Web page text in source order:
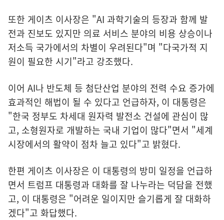
또한 게이츠 이사장은 "AI 과학기술의 등장과 함께 발
전과 진보도 있지만 의료 서비스 분야의 비용 상승이나
저소득 국가에서의 차별이 우려된다"며 "다국가적 지
원이 필요한 시기"라고 강조했다.
이어 AI나 반도체 등 첨단산업 분야의 전력 수요 증가에
효과적인 해법이 될 수 있다고 언급하자, 이 대통령은
"한국 정부도 차세대 원자력 발전소 건설에 관심이 많
고, 소형원자로 개발하는 국내 기업이 많다"면서 "세계
시장에서의 활약이 점차 늘고 있다"고 밝혔다.
한편 게이츠 이사장은 이 대통령의 방미 일정을 언급하
면서 트럼프 대통령과 대화를 잘 나누라는 덕담을 전했
고, 이 대통령은 "어려운 일이지만 슬기롭게 잘 대화하
겠다"고 화답했다.